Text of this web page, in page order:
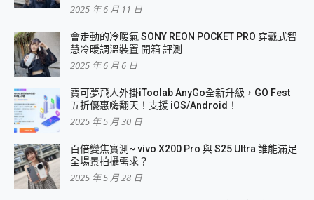
2025 年 6 月 11 日
會走動的冷暖氣 SONY REON POCKET PRO 穿戴式智
慧冷暖調溫裝置 開箱 評測
2025 年 6 月 6 日
寶可夢飛人外掛iToolab AnyGo全新升級，GO Fest
五折優惠嗨翻天！支援 iOS/Android！
2025 年 5 月 30 日
百倍變焦實測~ vivo X200 Pro 與 S25 Ultra 誰能滿足
全場景拍攝需求？
2025 年 5 月 28 日